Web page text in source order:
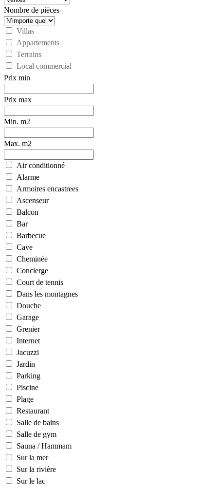
Nombre de pièces
Villas
Appartements
Terrains
Local commercial
Prix min
Prix max
Min. m2
Max. m2
Air conditionné
Alarme
Armoires encastrees
Ascenseur
Balcon
Bar
Barbecue
Cave
Cheminée
Concierge
Court de tennis
Dans les montagnes
Douche
Garage
Grenier
Internet
Jacuzzi
Jardin
Parking
Piscine
Plage
Restaurant
Salle de bains
Salle de gym
Sauna / Hammam
Sur la mer
Sur la rivière
Sur le lac